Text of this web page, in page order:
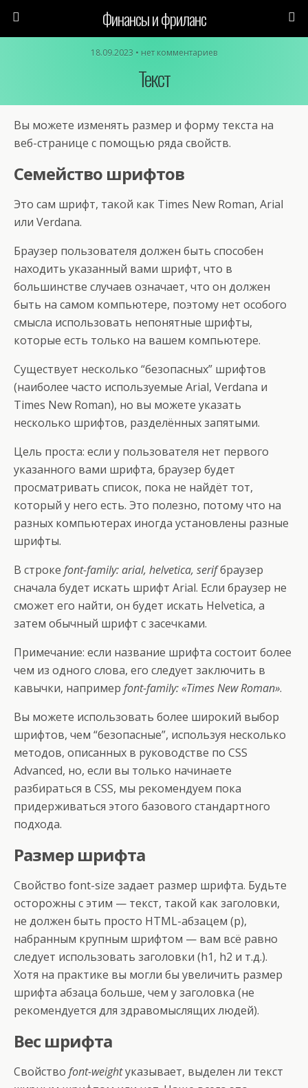
Финансы и фриланс
18.09.2023 • нет комментариев
Текст
Вы можете изменять размер и форму текста на
веб-странице с помощью ряда свойств.
Семейство шрифтов
Это сам шрифт, такой как Times New Roman, Arial
или Verdana.
Браузер пользователя должен быть способен
находить указанный вами шрифт, что в
большинстве случаев означает, что он должен
быть на самом компьютере, поэтому нет особого
смысла использовать непонятные шрифты,
которые есть только на вашем компьютере.
Существует несколько “безопасных” шрифтов
(наиболее часто используемые Arial, Verdana и
Times New Roman), но вы можете указать
несколько шрифтов, разделённых запятыми.
Цель проста: если у пользователя нет первого
указанного вами шрифта, браузер будет
просматривать список, пока не найдёт тот,
который у него есть. Это полезно, потому что на
разных компьютерах иногда установлены разные
шрифты.
В строке font-family: arial, helvetica, serifбраузер
сначала будет искать шрифт Arial. Если браузер не
сможет его найти, он будет искать Helvetica, а
затем обычный шрифт с засечками.
Примечание: если название шрифта состоит более
чем из одного слова, его следует заключить в
кавычки, например font-family: «Times New Roman».
Вы можете использовать более широкий выбор
шрифтов, чем “безопасные”, используя несколько
методов, описанных в руководстве по CSS
Advanced, но, если вы только начинаете
разбираться в CSS, мы рекомендуем пока
придерживаться этого базового стандартного
подхода.
Размер шрифта
Свойство font-size задает размер шрифта. Будьте
осторожны с этим — текст, такой как заголовки,
не должен быть просто HTML-абзацем (p),
набранным крупным шрифтом — вам всё равно
следует использовать заголовки (h1, h2 и т.д.).
Хотя на практике вы могли бы увеличить размер
шрифта абзаца больше, чем у заголовка (не
рекомендуется для здравомыслящих людей).
Вес шрифта
Свойство font-weightуказывает, выделен ли текст